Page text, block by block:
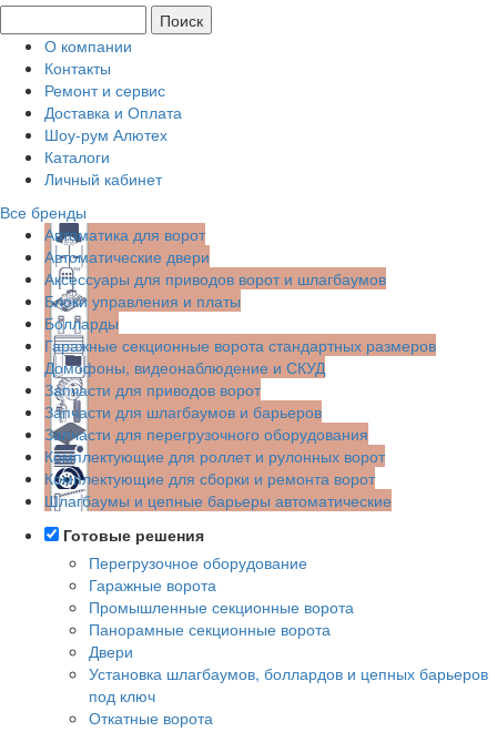
О компании
Контакты
Ремонт и сервис
Доставка и Оплата
Шоу-рум Алютех
Каталоги
Личный кабинет
Все бренды
Автоматика для ворот
Автоматические двери
Аксессуары для приводов ворот и шлагбаумов
Блоки управления и платы
Болларды
Гаражные секционные ворота стандартных размеров
Домофоны, видеонаблюдение и СКУД
Запчасти для приводов ворот
Запчасти для шлагбаумов и барьеров
Запчасти для перегрузочного оборудования
Комплектующие для роллет и рулонных ворот
Комплектующие для сборки и ремонта ворот
Шлагбаумы и цепные барьеры автоматические
Готовые решения
Перегрузочное оборудование
Гаражные ворота
Промышленные секционные ворота
Панорамные секционные ворота
Двери
Установка шлагбаумов, боллардов и цепных барьеров
под ключ
Откатные ворота